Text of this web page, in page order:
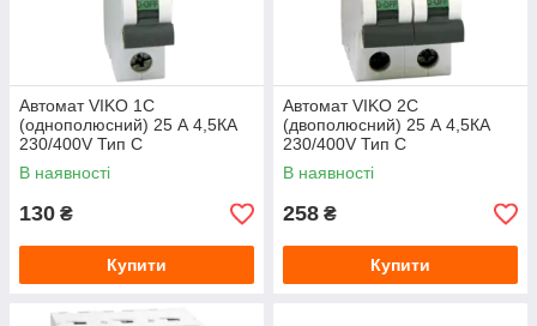
Автомат VIKO 1С
(однополюсний) 25 А 4,5КА
230/400V Тип С
В наявності
130 ₴
Купити
Автомат VIKO 2С
(двополюсний) 25 А 4,5КА
230/400V Тип С
В наявності
258 ₴
Купити